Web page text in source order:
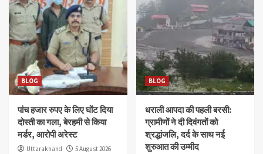
BLOG
पांच हजार रुपए के लिए घोंट दिया
दोस्ती का गला, बेरहमी से किया
मर्डर, आरोपी अरेस्ट
Uttarakhand
5 August 2026
BLOG
धराली आपदा की पहली बरसी:
ग्रामीणों ने दी दिवंगतों को
श्रद्धांजलि, दर्द के साथ नई
शुरुआत की उम्मीद